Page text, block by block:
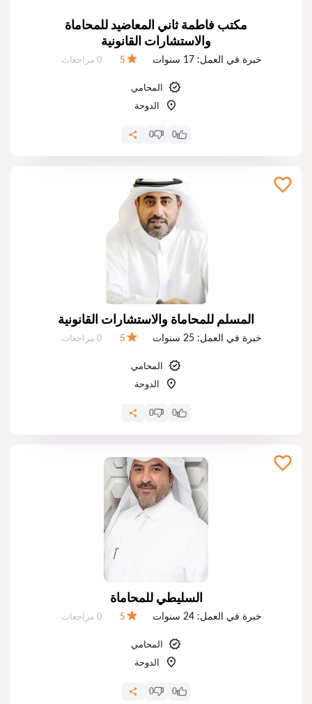
مكتب فاطمة ثاني المعاضيد للمحاماة
والاستشارات القانونية
خبرة في العمل: 17 سنوات 5 عدد المراجعات:
0 مراجعات
المحامي
الدوحة
0
0
المسلم للمحاماة والاستشارات القانونية
خبرة في العمل: 25 سنوات 5 عدد المراجعات:
0 مراجعات
المحامي
الدوحة
0
0
السليطي للمحاماة
خبرة في العمل: 24 سنوات 5 عدد المراجعات:
0 مراجعات
المحامي
الدوحة
0
0